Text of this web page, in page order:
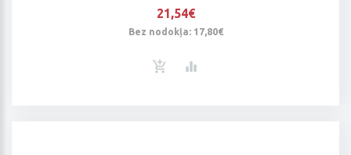
21,54€
Bez nodokļa: 17,80€